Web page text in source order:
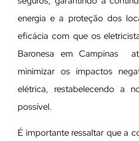
energia e a proteção dos
eficácia com que os
Baronesa em Campinas
minimizar os impactos
elétrica, restabelecendo a
possível.
É importante ressaltar que a